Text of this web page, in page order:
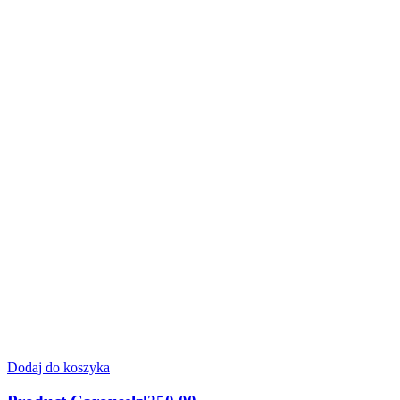
Dodaj do koszyka